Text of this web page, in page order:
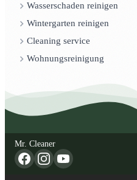
Wasserschaden reinigen
Wintergarten reinigen
Cleaning service
Wohnungsreinigung
Mr. Cleaner